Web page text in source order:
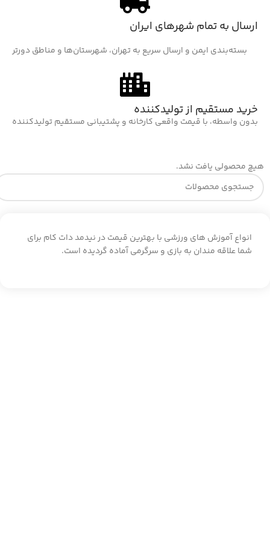
ارسال به تمام شهرهای ایران
بسته‌بندی ایمن و ارسال سریع به تهران، شهرستان‌ها و مناطق دورتر
خرید مستقیم از تولیدکننده
بدون واسطه، با قیمت واقعی کارخانه و پشتیبانی مستقیم تولیدکننده
هیچ محصولی یافت نشد.
انواع آموزش های ورزشی با بهترین قیمت در نیدمد دات کام برای
شما علاقه مندان به بازی و سرگرمی آماده گردیده است.